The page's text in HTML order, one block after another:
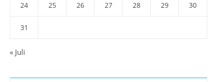
24 25 26 27 28 29 30
31
« Juli